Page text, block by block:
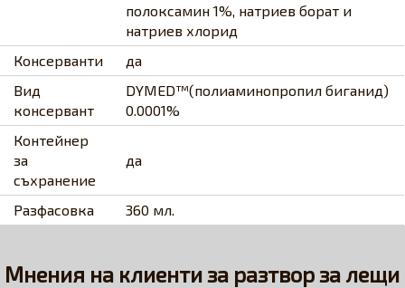
полоксамин 1%, натриев борат и
натриев хлорид
Консерванти
да
Вид
консервант
DYMED™(полиаминопропил биганид)
0.0001%
Контейнер
за
съхранение
да
Разфасовка 360 мл.
Мнения на клиенти за разтвор за лещи